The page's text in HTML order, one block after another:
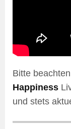
Bitte
Happiness
und stets